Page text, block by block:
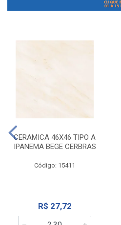
CERAMICA 46X46 TIPO A
IPANEMA BEGE CERBRAS
Código: 15411
R$ 27,72